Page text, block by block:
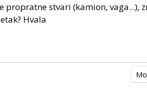
propratne stvari (kamion, vaga...),
Hvala